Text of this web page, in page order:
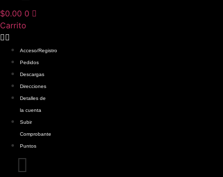
$0.00 0
Carrito
Acceso/Registro
Pedidos
Descargas
Direcciones
Detalles de
la cuenta
Subir
Comprobante
Puntos